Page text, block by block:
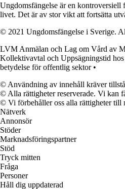
Ungdomsfängelse är en kontroversiell
livet. Det är av stor vikt att fortsätta
© 2021 Ungdomsfängelse i Sverige.
LVM Anmälan och Lag om Vård av
Kollektivavtal och Uppsägningstid
betydelse för offentlig sektor•
© Användning av innehåll kräver
© Alla rättigheter reserverade. Vi kan
© Vi förbehåller oss alla rättigheter till
Nätverk
Annonsör
Stöder
Marknadsföringspartner
Stöd
Tryck mitten
Fråga
Personer
Håll dig uppdaterad